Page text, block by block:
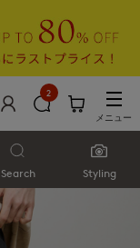
2
メニュー
Search Styling